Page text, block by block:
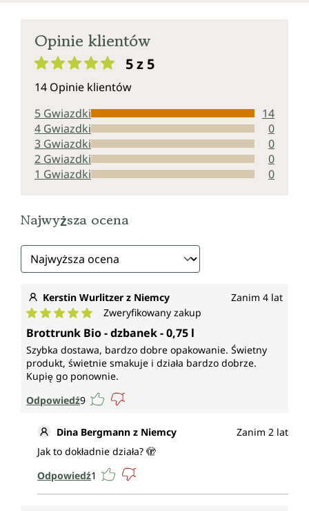
Opinie klientów
5 z 5
14 Opinie klientów
5 Gwiazdki
14
4 Gwiazdki
0
3 Gwiazdki
0
2 Gwiazdki
0
1 Gwiazdki
0
Najwyższa ocena
Kerstin Wurlitzer z Niemcy Zanim 4 lat
Średnia ocena 5 z 5 gwiazdek
Zweryfikowany zakup
Brottrunk Bio - dzbanek - 0,75 l
Szybka dostawa, bardzo dobre opakowanie. Świetny
produkt, świetnie smakuje i działa bardzo dobrze.
Kupię go ponownie.
Odpowiedź9
Dina Bergmann z Niemcy
Zanim 2 lat
Jak to dokładnie działa? 🫣
Odpowiedź1